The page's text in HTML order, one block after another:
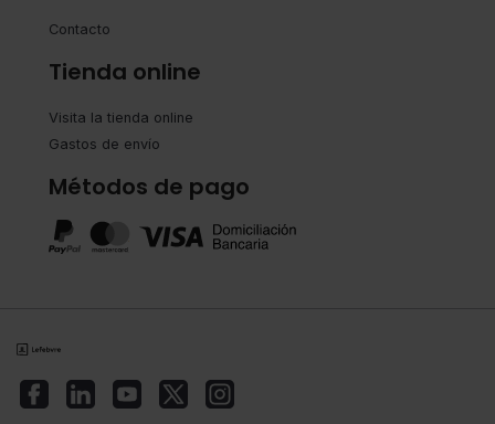
Contacto
Tienda online
Visita la tienda online
Gastos de envío
Métodos de pago